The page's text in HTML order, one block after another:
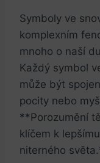
Symboly ve
komplexním
mnoho o naší
Každý symbol
může být
pocity nebo
**Porozumění
klíčem k
niterného